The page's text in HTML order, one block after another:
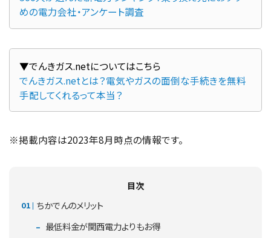
めの電力会社・アンケート調査
でんきガス.netとは？電気やガスの面倒な手続きを無料
手配してくれるって本当？
※掲載内容は2023年8月時点の情報です。
目次
ちかでんのメリット
最低料金が関西電力よりもお得